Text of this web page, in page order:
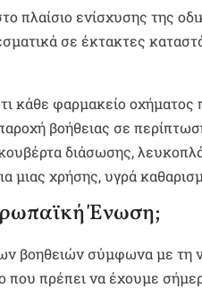
πλαίσιο ενίσχυσης της
σε έκτακτες
κάθε φαρμακείο οχήματος
βοήθειας σε
διάσωσης,
μιας χρήσης, υγρά
Ένωση;
βοηθειών σύμφωνα με τη
πρέπει να έχουμε